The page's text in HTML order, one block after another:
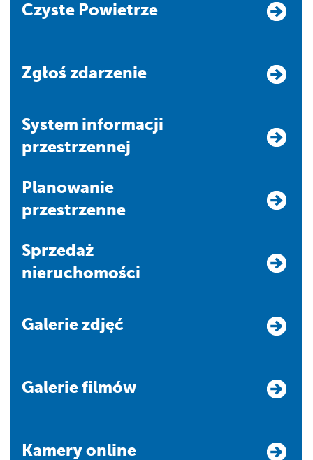
Czyste Powietrze
Zgłoś zdarzenie
system informacji
przestrzennej
Planowanie
przestrzenne
Sprzedaż
nieruchomości
Galerie zdjęć
Galerie filmów
Kamery online